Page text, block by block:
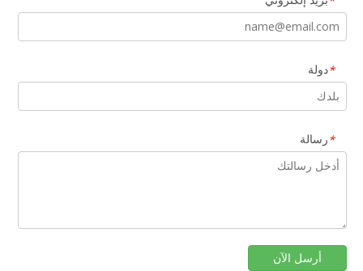
*دولة
*رسالة
أرسل الآن